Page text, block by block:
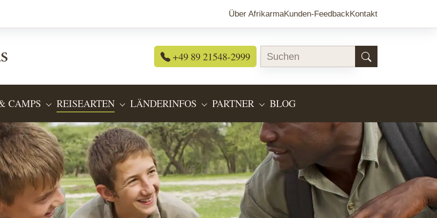
Über AfrikarmaKunden-FeedbackKontakt
+49 89 21548-2999
"REISEANGEBOTE"
CAMPS SUBMENU FOR "LODGES & CAMPS"
REISEARTEN SUBMENU FOR "REISEARTEN"
LÄNDERINFOS SUBMENU FOR "LÄNDERINFOS"
PARTNER SUBMENU FOR "PARTNER"
BLOG